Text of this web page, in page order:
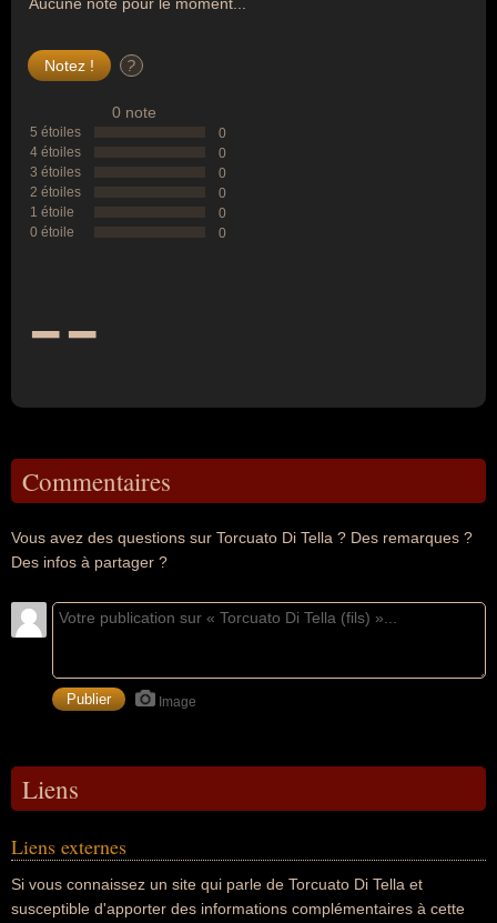
?
0 note
5 étoiles
0
4 étoiles
0
3 étoiles
0
2 étoiles
0
1 étoile
0
0 étoile
0
--
Commentaires
Vous avez des questions sur Torcuato Di Tella ? Des remarques ?
Des infos à partager ?
Image
Liens
Liens externes
Si vous connaissez un site qui parle de Torcuato Di Tella et
susceptible d'apporter des informations complémentaires à cette